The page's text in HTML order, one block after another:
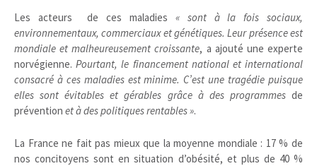
Les acteurs de ces maladies « sont à la fois sociaux,
environnementaux, commerciaux et génétiques. Leur présence est
mondiale et malheureusement croissante, a ajouté une experte
norvégienne.Pourtant, le financement national et international
consacré à ces maladies est minime. C’est une tragédie puisque
elles sont évitables et gérables grâce à des programmesde
prévention et à des politiques rentables ».
La France ne fait pas mieux que la moyenne mondiale : 17 % de
nos concitoyens sont en situation d’obésité, et plus de 40 %